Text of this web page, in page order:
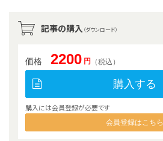
記事の購入 （ダウンロード）
価格 2200 円 （税込）
購入する
購入には会員登録が必要です
会員登録はこちら